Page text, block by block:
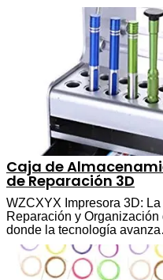
Caja de
de Reparación 3D
WZCXYX Impresora 3D:
Reparación y
donde la tecnología